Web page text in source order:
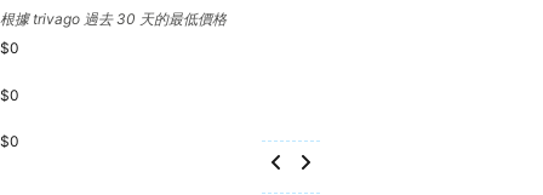
根據 trivago 過去 30 天的最低價格
$0
$0
$0